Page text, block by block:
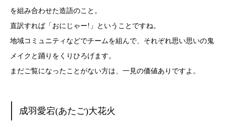
を組み合わせた造語のこと。
直訳すれば「おにじゃー!」ということですね。
地域コミュニティなどでチームを組んで、それぞれ思い思いの鬼
メイクと踊りをくりひろげます。
まだご覧になったことがない方は、一見の価値ありですよ。
成羽愛宕(あたご)大花火